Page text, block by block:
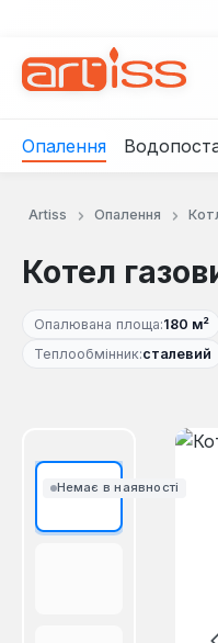
Опалення
Artiss Опалення
Котел
Опалювана площа:180 м²
Теплообмінник:сталевий
Немає в наявності
Пропустити галерею